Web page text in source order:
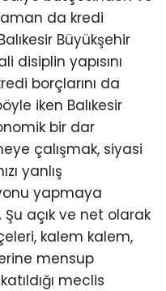
da kredi
Büyükşehir
disiplin yapısını
borçlarını da
iken Balıkesir
bir dar
çalışmak, siyasi
yanlış
yapmaya
Şu açık ve net olarak
kalem kalem,
mensup
meclis